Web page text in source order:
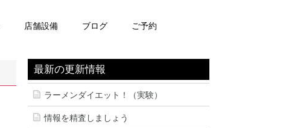
店舗設備 ブログ ご予約
最新の更新情報
ラーメンダイエット！（実験）
情報を精査しましょう